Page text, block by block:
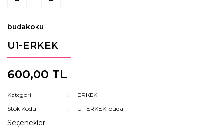
budakoku
U1-ERKEK
600,00 TL
Kategori
ERKEK
Stok Kodu
U1-ERKEK-buda
Seçenekler